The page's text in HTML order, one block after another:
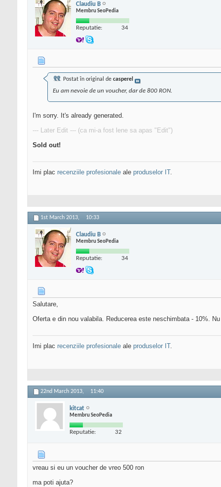
Claudiu B
Membru SeoPedia
Reputatie: 34
Postat în original de casperel
Eu am nevoie de un voucher, dar de 800 RON.
I'm sorry. It's already generated.
--- Later Edit --- (ca mi-a fost lene sa apas "Edit")
Sold out!
Imi plac recenziile profesionale ale produselor IT.
1st March 2013, 10:33
Claudiu B
Membru SeoPedia
Reputatie: 34
Salutare,
Oferta e din nou valabila. Reducerea este neschimbata - 10%.
Imi plac recenziile profesionale ale produselor IT.
22nd March 2013, 11:40
kitcat
Membru SeoPedia
Reputatie: 32
vreau si eu un voucher de vreo 500 ron
ma poti ajuta?